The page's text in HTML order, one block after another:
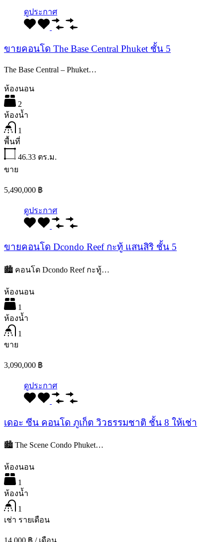
ดูประกาศ
ขายคอนโด The Base Central Phuket ชั้น 5
The Base Central – Phuket…
ห้องนอน
2
ห้องน้ำ
1
พื้นที่
46.33 ตร.ม.
ขาย
5,490,000 ฿
ดูประกาศ
ขายคอนโด Dcondo Reef กะทู้ แสนสิริ ชั้น 5
🏙️ คอนโด Dcondo Reef กะทู้…
ห้องนอน
1
ห้องน้ำ
1
ขาย
3,090,000 ฿
ดูประกาศ
เดอะ ซีน คอนโด ภูเก็ต วิวธรรมชาติ ชั้น 8 ให้เช่า
🏙️ The Scene Condo Phuket…
ห้องนอน
1
ห้องน้ำ
1
เช่า รายเดือน
14,000 ฿ / เดือน